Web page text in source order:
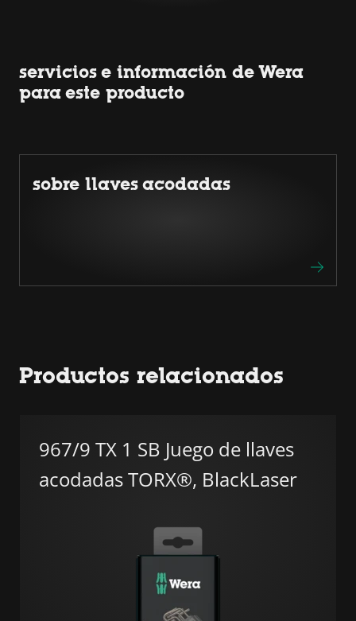
servicios e información de Wera
para este producto
sobre llaves acodadas
Productos relacionados
967/9 TX 1 SB Juego de llaves
acodadas TORX®, BlackLaser